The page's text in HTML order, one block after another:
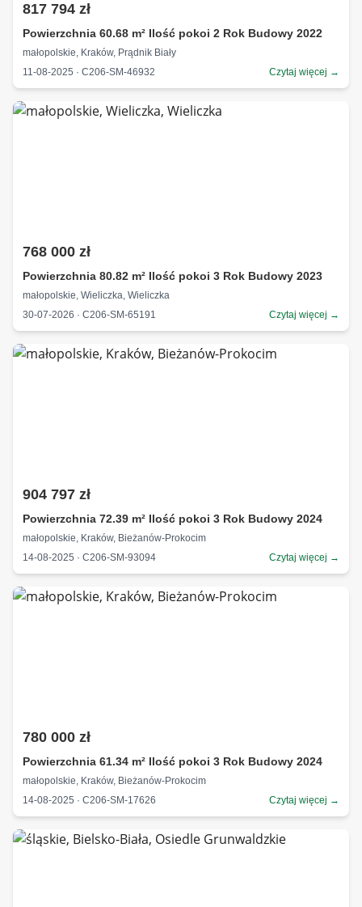
817 794 zł
Powierzchnia 60.68 m² Ilość pokoi 2 Rok Budowy 2022
małopolskie, Kraków, Prądnik Biały
11-08-2025 · C206-SM-46932
Czytaj więcej →
768 000 zł
Powierzchnia 80.82 m² Ilość pokoi 3 Rok Budowy 2023
małopolskie, Wieliczka, Wieliczka
30-07-2026 · C206-SM-65191
Czytaj więcej →
904 797 zł
Powierzchnia 72.39 m² Ilość pokoi 3 Rok Budowy 2024
małopolskie, Kraków, Bieżanów-Prokocim
14-08-2025 · C206-SM-93094
Czytaj więcej →
780 000 zł
Powierzchnia 61.34 m² Ilość pokoi 3 Rok Budowy 2024
małopolskie, Kraków, Bieżanów-Prokocim
14-08-2025 · C206-SM-17626
Czytaj więcej →